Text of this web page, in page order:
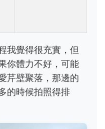
我覺得很充實，但
你體力不好，可能
芹壁聚落，那邊的
的時候拍照得排